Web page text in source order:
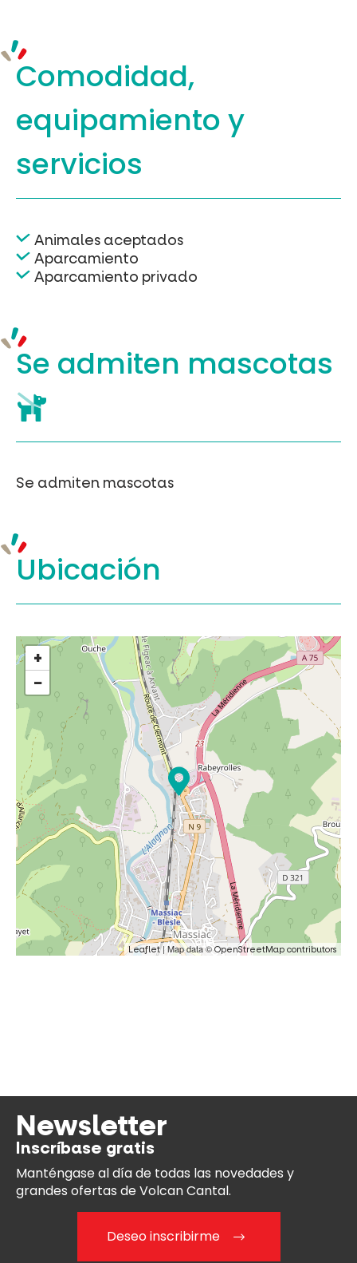
Comodidad,
equipamientoy
servicios
Animales aceptados
Aparcamiento
Aparcamiento privado
Se admiten mascotas
Se admiten mascotas
Ubicación
+
−
Leaflet| Map data ©OpenStreetMap contributors
Newsletter
Inscríbase gratis
Manténgase al díade todas las novedades y
grandes ofertas de Volcan Cantal.
Deseo inscribirme